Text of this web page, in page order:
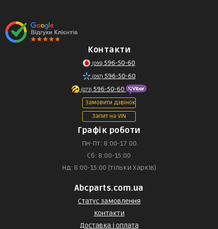
Контакти
(095) 596-50-60
(097) 596-50-60
(073) 596-50-60
Замовити дзвінок
Запит на VIN
Графік роботи
Пн-Пт: 8:00-17:00
Сб: 8:00-15:00
Нд: 8:00-15:00 (тільки Харків)
Abcparts.com.ua
Статус замовлення
Контакти
Доставка і оплата